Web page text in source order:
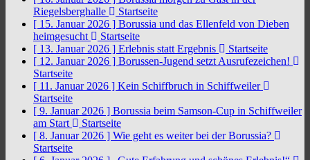
Riegelsberghalle
Startseite
[ 15. Januar 2026 ] Borussia und das Ellenfeld von Dieben
heimgesucht
Startseite
[ 13. Januar 2026 ] Erlebnis statt Ergebnis
Startseite
[ 12. Januar 2026 ] Borussen-Jugend setzt Ausrufezeichen!
Startseite
[ 11. Januar 2026 ] Kein Schiffbruch in Schiffweiler
Startseite
[ 9. Januar 2026 ] Borussia beim Samson-Cup in Schiffweiler
am Start
Startseite
[ 8. Januar 2026 ] Wie geht es weiter bei der Borussia?
Startseite